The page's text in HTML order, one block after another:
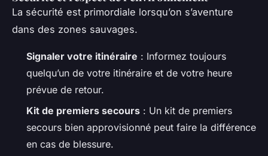
La sécurité est primordiale lorsqu’on s’aventure
dans des zones sauvages.
Signaler votre itinéraire : Informez toujours
quelqu’un de votre itinéraire et de votre heure
prévue de retour.
Kit de premiers secours : Un kit de premiers
secours bien approvisionné peut faire la différence
en cas de blessure.